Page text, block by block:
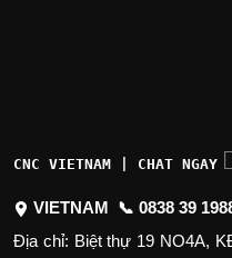
CNC VIETNAM | CHAT NGAY
VIETNAM 📞 0838 39
Địa chỉ: Biệt thự 19 NO4A,